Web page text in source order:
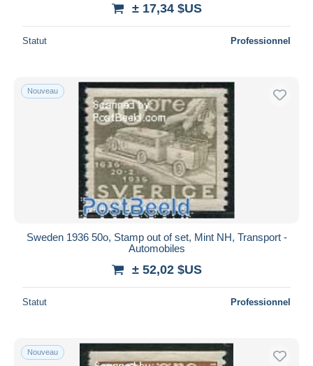
± 17,34 $US
Statut Professionnel
Nouveau
Sweden 1936 50o, Stamp out of set, Mint NH, Transport -
Automobiles
± 52,02 $US
Statut Professionnel
Nouveau